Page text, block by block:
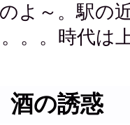
よ～。駅の
。。時代は
酒の誘惑